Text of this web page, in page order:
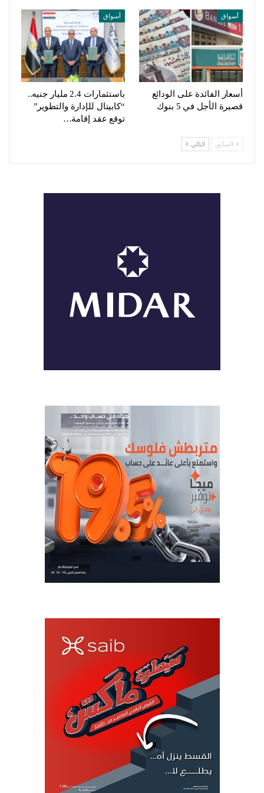
أسواق
أسعار الفائدة على الودائع
قصيرة الأجل في 5 بنوك
أسواق
باستثمارات 2.4 مليار جنيه..
“كابيتال للإدارة والتطوير”
توقع عقد إقامة…
السابق التالي